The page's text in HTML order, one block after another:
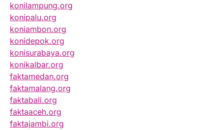
konilampung.org
konipalu.org
koniambon.org
konidepok.org
konisurabaya.org
konikalbar.org
faktamedan.org
faktamalang.org
faktabali.org
faktaaceh.org
faktajambi.org